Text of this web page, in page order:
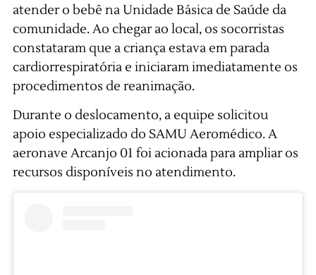
atender o bebê na Unidade Básica de Saúde da
comunidade. Ao chegar ao local, os socorristas
constataram que a criança estava em parada
cardiorrespiratória e iniciaram imediatamente os
procedimentos de reanimação.
Durante o deslocamento, a equipe solicitou
apoio especializado do SAMU Aeromédico. A
aeronave Arcanjo 01 foi acionada para ampliar os
recursos disponíveis no atendimento.